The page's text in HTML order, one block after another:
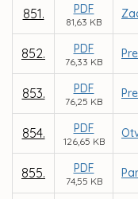
851. PDF
81,63 KB
852. PDF
76,33 KB
853. PDF
76,25 KB
854. PDF
126,65 KB
855. PDF
74,55 KB